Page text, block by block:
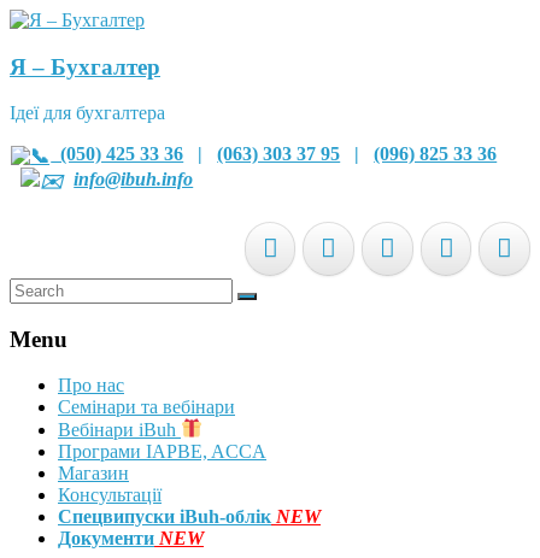
Я – Бухгалтер
Ідеї для бухгалтера
(050) 425 33 36 |(063) 303 37 95 |(096) 825 33 36
info@ibuh.info
Menu
Про нас
Семінари та вебінари
Вебінари iBuh
Програми IAPBE, ACCA
Магазин
Консультації
Спецвипуски iBuh-облік NEW
Документи NEW